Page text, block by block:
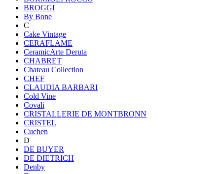
BROGGI
By Bone
C
Cake Vintage
CERAFLAME
CeramicArte Deruta
CHABRET
Chateau Collection
CHEF
CLAUDIA BARBARI
Cold Vine
Covali
CRISTALLERIE DE MONTBRONN
CRISTEL
Cuchen
D
DE BUYER
DE DIETRICH
Denby